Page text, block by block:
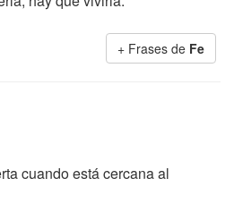
+ Frases de Fe
cuando está cercana al